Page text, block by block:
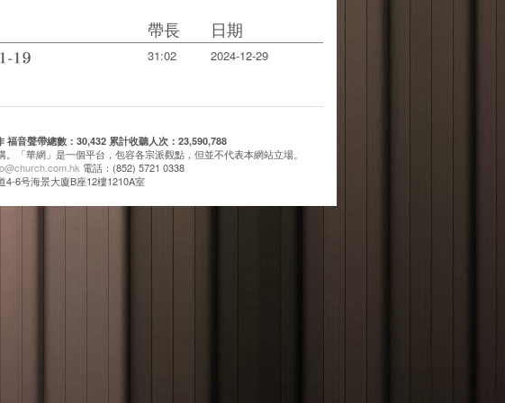
帶長
日期
31:02 2024-12-29
福音聲帶總數：30,432 累計收聽人次：23,590,788
「華網」是一個平台，包容各宗派觀點，但並不代表本網站立場。
電話：(852) 5721 0338
4-6号海景大廈B座12樓1210A室